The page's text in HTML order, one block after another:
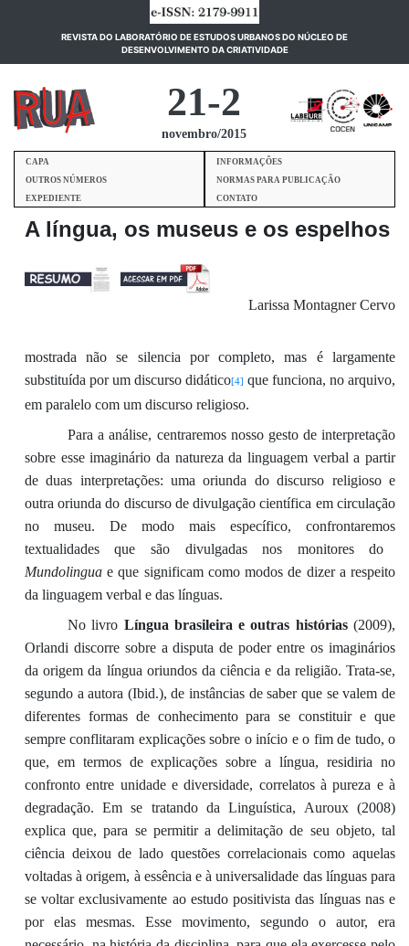
REVISTA DO LABORATÓRIO DE ESTUDOS URBANOS DO NÚCLEO DE
DESENVOLVIMENTO DA CRIATIVIDADE(current)
21-2
novembro/2015
CAPA
INFORMAÇÕES
OUTROS NÚMEROS
NORMAS PARA PUBLICAÇÃO
EXPEDIENTE
CONTATO
A língua, os museus e os espelhos
Larissa Montagner Cervo
mostrada não se silencia por completo, mas é largamente
substituída por um discurso didático[4] que funciona, no arquivo,
em paralelo com um discurso religioso.
Paraa análise, centraremos nosso gesto de interpretação
sobre esse imaginário da natureza da linguagem verbal a partir
de duas interpretações: uma oriunda do discurso religioso e
outra oriunda do discurso de divulgaçãocientífica em circulação
no museu. De modo mais específico,confrontaremos
textualidades que são divulgadas nos monitores do
Mundolinguae que significam como modos de dizer a respeito
da linguagem verbal e das línguas.
No livro Língua brasileira e outras histórias(2009),
Orlandi discorre sobre a disputa de poder entre os imaginários
da origem da língua oriundos da ciência e da religião. Trata-se,
segundo a autora (Ibid.), de instâncias de saber que se valem de
diferentes formas de conhecimento para se constituir e que
sempre conflitaram explicações sobre o início e o fim de tudo, o
que, em termos de explicações sobre a língua, residiria no
confronto entre unidade e diversidade, correlatos à pureza e à
degradação.Em se tratando da Linguística, Auroux(2008)
explica que, para se permitir a delimitação de seu objeto,tal
ciência deixou de lado questões correlacionais como aquelas
voltadas à origem, à essência e à universalidade das línguas para
se voltarexclusivamente ao estudo positivista das línguas nas e
por elas mesmas. Esse movimento, segundo o autor, era